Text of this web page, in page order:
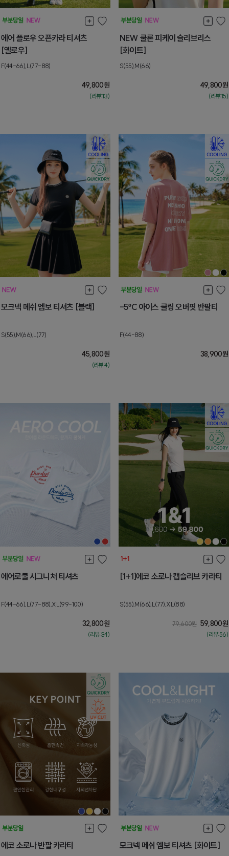
에어 플로우 오픈카라 티셔츠
[옐로우]
F(44-66),L(77-88)
49,800원
(리뷰:13)
NEW 쿨론 피케이 슬리브리스
[화이트]
S(55),M(66)
49,800원
(리뷰:15)
모크넥 메쉬 엠보 티셔츠 [블랙]
S(55),M(66),L(77)
45,800원
(리뷰:4)
-5ºC 아이스 쿨링 오버핏 반팔티
F(44-88)
38,900원
에어로쿨 시그니처 티셔츠
F(44-66),L(77-88),XL(99-100)
32,800원
(리뷰:34)
[1+1]에코 소로나 캡슬리브 카라티
S(55),M(66),L(77),XL(88)
79,600원 59,800원
(리뷰:56)
에코 소로나 반팔 카라티 모크넥 메쉬 엠보 티셔츠 [화이트]